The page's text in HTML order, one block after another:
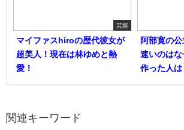
芸能
マイファスhiroの歴代彼女が
超美人！現在は林ゆめと熱
愛！
阿部寛の
速いのは
作った人は
関連キーワード